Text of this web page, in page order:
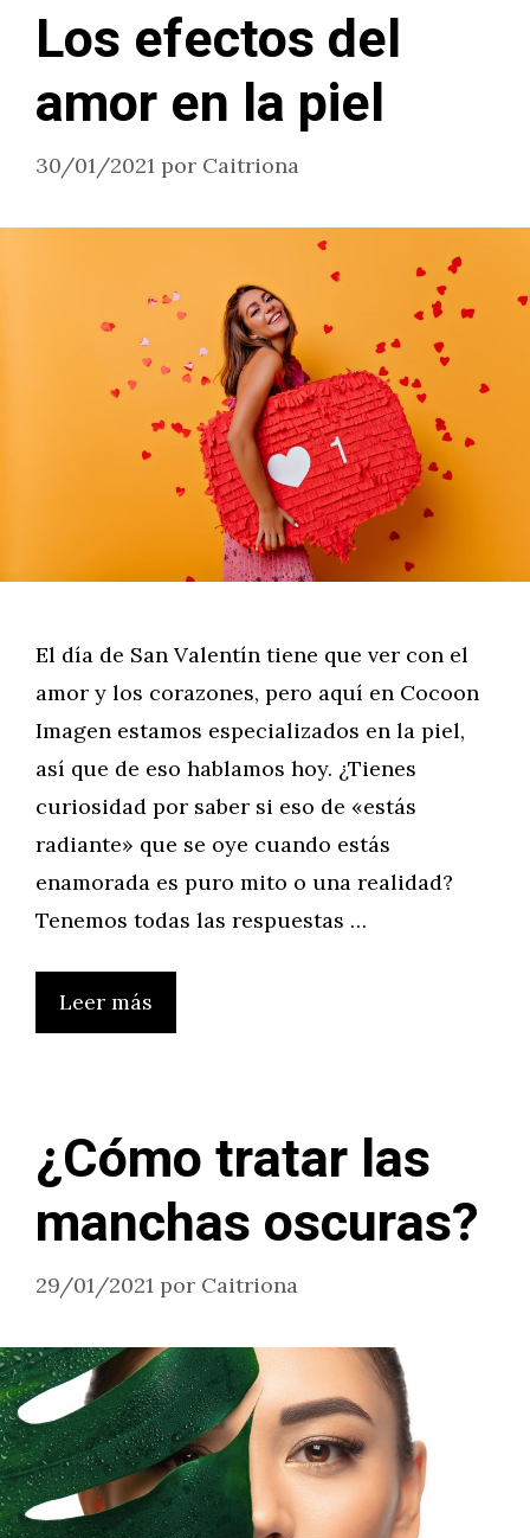
Los efectos del
amor en la piel
30/01/2021 por Caitriona
El día de San Valentín tiene que ver con el
amor y los corazones, pero aquí en Cocoon
Imagen estamos especializados en la piel,
así que de eso hablamos hoy. ¿Tienes
curiosidad por saber si eso de «estás
radiante» que se oye cuando estás
enamorada es puro mito o una realidad?
Tenemos todas las respuestas …
Leer más
¿Cómo tratar las
manchas oscuras?
29/01/2021 por Caitriona